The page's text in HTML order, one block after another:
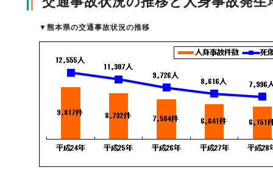
損害保険会社の概況
試験・研修トップ
統計・刊行物・報告書
▼ 熊本県の交通事故状況の推移